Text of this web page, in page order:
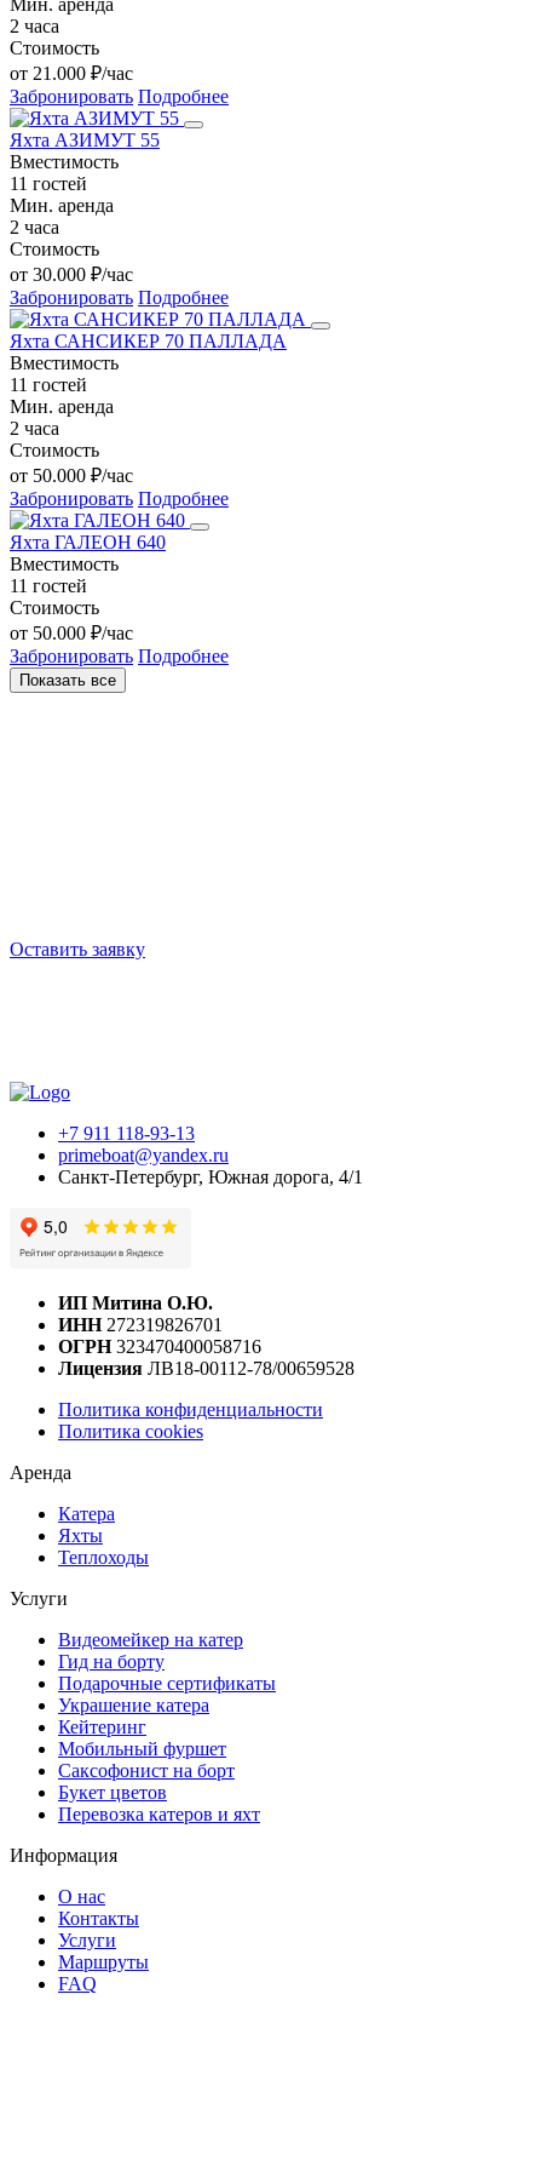
Мин. аренда
2 часа
Стоимость
от 21.000 ₽/час
Забронировать Подробнее
Яхта АЗИМУТ 55
Вместимость
11 гостей
Мин. аренда
2 часа
Стоимость
от 30.000 ₽/час
Забронировать Подробнее
Яхта САНСИКЕР 70 ПАЛЛАДА
Вместимость
11 гостей
Мин. аренда
2 часа
Стоимость
от 50.000 ₽/час
Забронировать Подробнее
Яхта ГАЛЕОН 640
Вместимость
11 гостей
Стоимость
от 50.000 ₽/час
Забронировать Подробнее
Показать все
Оставить заявку
+7 911 118-93-13
primeboat@yandex.ru
Санкт-Петербург, Южная дорога, 4/1
ИП Митина О.Ю.
ИНН272319826701
ОГРН323470400058716
Лицензия ЛВ18-00112-78/00659528
Политика конфиденциальности
Политика cookies
Аренда
Катера
Яхты
Теплоходы
Услуги
Видеомейкер на катер
Гид на борту
Подарочные сертификаты
Украшение катера
Кейтеринг
Мобильный фуршет
Саксофонист на борт
Букет цветов
Перевозка катеров и яхт
Информация
О нас
Контакты
Услуги
Маршруты
FAQ